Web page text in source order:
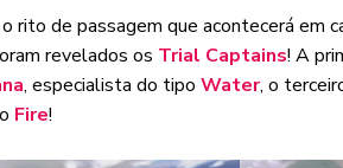
rito de passagem que acontecerá em
revelados os Trial Captains! A
, especialista do tipo Water, o
Fire!